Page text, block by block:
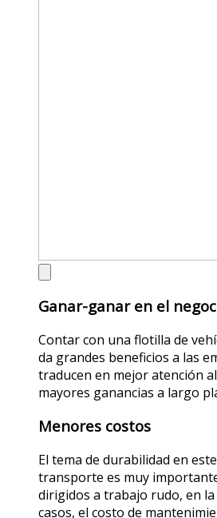
Ganar-ganar en el
Contar con una flotilla de
da grandes beneficios a las
traducen en mejor atención
mayores ganancias a largo
Menores costos
El tema de durabilidad en
transporte es muy
dirigidos a trabajo rudo, en
casos, el costo de